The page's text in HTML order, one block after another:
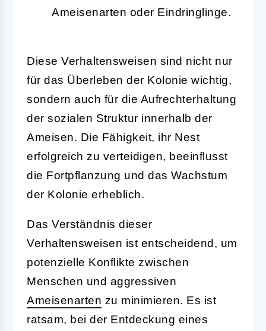
Ameisenarten oder Eindringlinge.
Diese Verhaltensweisen sind nicht nur
für das Überleben der Kolonie wichtig,
sondern auch für die Aufrechterhaltung
der sozialen Struktur innerhalb der
Ameisen. Die Fähigkeit, ihr Nest
erfolgreich zu verteidigen, beeinflusst
die Fortpflanzung und das Wachstum
der Kolonie erheblich.
Das Verständnis dieser
Verhaltensweisen ist entscheidend, um
potenzielle Konflikte zwischen
Menschen und aggressiven
Ameisenarten zu minimieren. Es ist
ratsam, bei der Entdeckung eines